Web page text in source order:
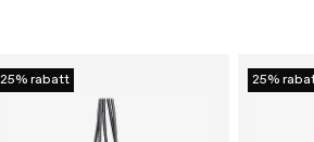
25% rabatt 25%